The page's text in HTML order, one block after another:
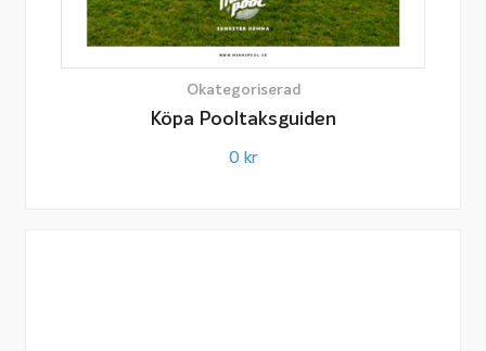
Okategoriserad
Köpa Pooltaksguiden
0 kr